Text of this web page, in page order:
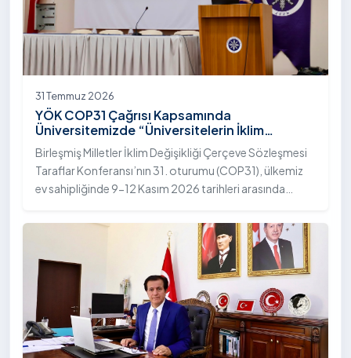
31 Temmuz 2026
YÖK COP31 Çağrısı Kapsamında
Üniversitemizde “Üniversitelerin İklim
Diplomasisindeki Rolü” Konulu Bilgilendirme
Toplantısı Yapıldı
Birleşmiş Milletler İklim Değişikliği Çerçeve Sözleşmesi
Taraflar Konferansı’nın 31. oturumu (COP31), ülkemiz
ev sahipliğinde 9-12 Kasım 2026 tarihleri arasında
Yükseköğretim Kurulu (YÖK), üniversitelerin akademik
katkı ve proje bildirimlerini koordine etme çağrısında
bulundu. Ardahan Üniversitesinde 31 Temmuz 2026
tarihinde bu çağrıya yönelik bir ön hazırlık toplantısı
düzenlendi.